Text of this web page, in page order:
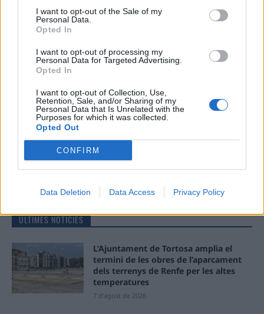
I want to opt-out of the Sale of my
Personal Data.
Opted In
I want to opt-out of processing my
Personal Data for Targeted Advertising.
Opted In
I want to opt-out of Collection, Use,
Retention, Sale, and/or Sharing of my
Personal Data that Is Unrelated with the
Purposes for which it was collected.
Opted Out
CONFIRM
Data Deletion Data Access Privacy Policy
Deseu el meu nom, el correu electrònic i el lloc web en
aquest navegador per a la propera vegada que comenti.
ÚLTIMES NOTÍCIES
L’Ajuntament de Tortosa amplia el
termini de les obres de l’aparcament
dels terrenys de Renfe per les altes
temperatures
7 d'agost de 2026